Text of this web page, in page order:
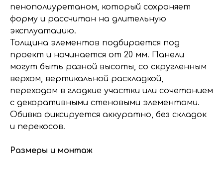
пенополиуретаном, который сохраняет
форму и рассчитан на длительную
эксплуатацию.
Толщина элементов подбирается под
проект и начинается от 20 мм. Панели
могут быть разной высоты, со скругленным
верхом, вертикальной раскладкой,
переходом в гладкие участки или сочетанием
с декоративными стеновыми элементами.
Обивка фиксируется аккуратно, без складок
и перекосов.
Размеры и монтаж